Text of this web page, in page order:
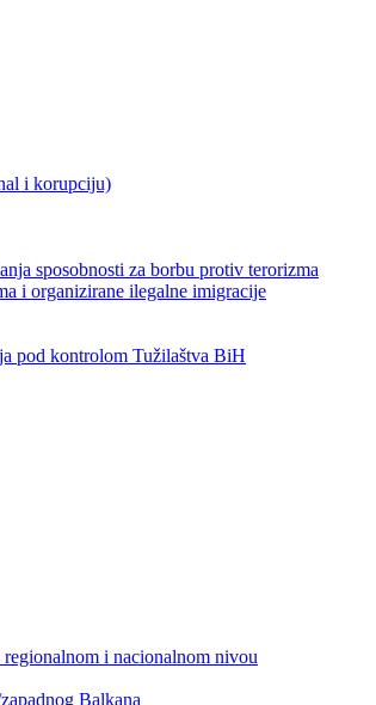
i korupciju)
sposobnosti za borbu protiv terorizma
i organizirane ilegalne imigracije
pod kontrolom Tužilaštva BiH
i nacionalnom nivou
Balkana